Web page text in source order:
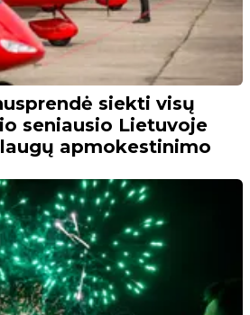
siekti visų
seniausio Lietuvoje
apmokestinimo